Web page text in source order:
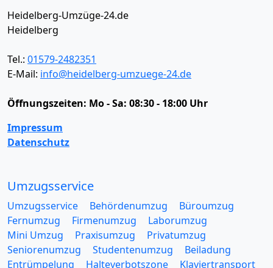
Heidelberg-Umzüge-24.de
Heidelberg
Tel.: 01579-2482351
E-Mail: info@heidelberg-umzuege-24.de
Öffnungszeiten: Mo - Sa: 08:30 - 18:00 Uhr
Impressum
Datenschutz
Umzugsservice
Umzugsservice Behördenumzug
Büroumzug
Fernumzug
Firmenumzug
Laborumzug
Mini Umzug
Praxisumzug
Privatumzug
Seniorenumzug
Studentenumzug
Beiladung
Entrümpelung
Halteverbotszone
Klaviertransport